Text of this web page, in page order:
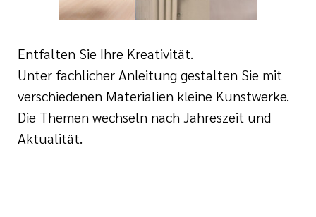
Entfalten Sie Ihre Kreativität.
Unter fachlicher Anleitung gestalten Sie mit
verschiedenen Materialien kleine Kunstwerke.
Die Themen wechseln nach Jahreszeit und
Aktualität.